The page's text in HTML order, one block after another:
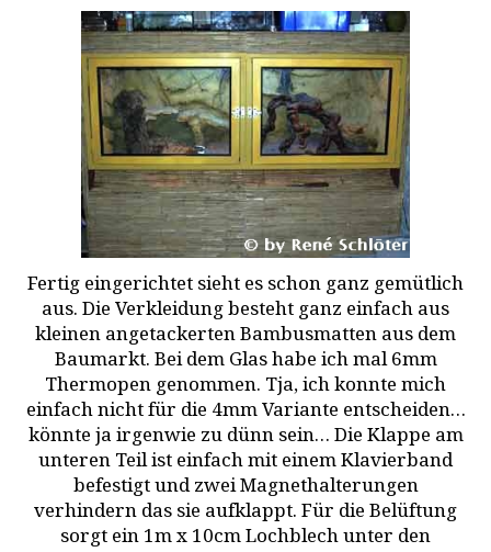
Fertig eingerichtet sieht es schon ganz gemütlich
aus. Die Verkleidung besteht ganz einfach aus
kleinen angetackerten Bambusmatten aus dem
Baumarkt. Bei dem Glas habe ich mal 6mm
Thermopen genommen. Tja, ich konnte mich
einfach nicht für die 4mm Variante entscheiden…
könnte ja irgenwie zu dünn sein… Die Klappe am
unteren Teil ist einfach mit einem Klavierband
befestigt und zwei Magnethalterungen
verhindern das sie aufklappt. Für die Belüftung
sorgt ein 1m x 10cm Lochblech unter den